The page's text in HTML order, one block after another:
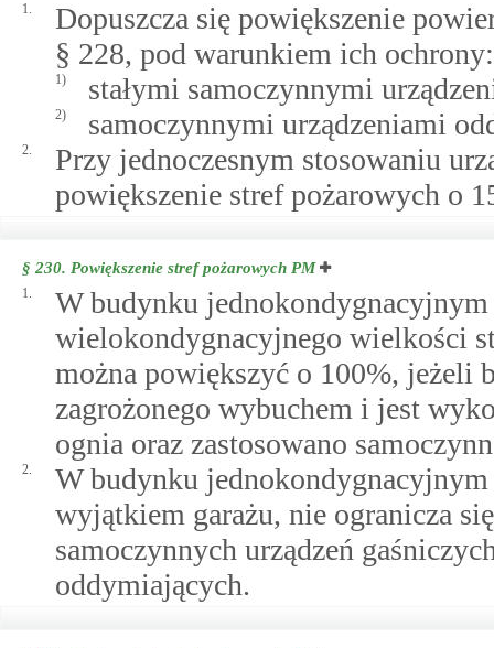
1.
Dopuszcza się powiększenie
§ 228, pod warunkiem ich ochrony:
1) stałymi samoczynnymi
2) samoczynnymi urządzeniami
2.
Przy jednoczesnym stosowaniu
powiększenie stref pożarowych o
§ 230. Powiększenie stref pożarowych PM
1.
W budynku
wielokondygnacyjnego wielkości
można powiększyć o 100%, jeżeli
zagrożonego wybuchem i jest
ognia oraz zastosowano
2.
W budynku
wyjątkiem garażu, nie ogranicza
samoczynnych urządzeń
oddymiających.